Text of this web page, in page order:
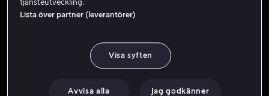
tjänsteutveckling.
Lista över partner (leverantörer)
Visa syften
Avvisa alla Jag godkänner